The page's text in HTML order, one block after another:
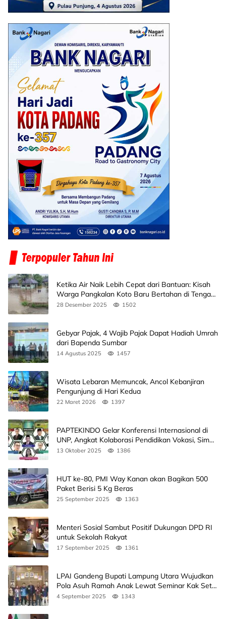
Ketika Air Naik Lebih Cepat dari Bantuan: Kisah
Warga Pangkalan Koto Baru Bertahan di Tengah
Banjir
28 Desember 2025 1502
Gebyar Pajak, 4 Wajib Pajak Dapat Hadiah Umrah
dari Bapenda Sumbar
14 Agustus 2025 1457
Wisata Lebaran Memuncak, Ancol Kebanjiran
Pengunjung di Hari Kedua
22 Maret 2026 1397
PAPTEKINDO Gelar Konferensi Internasional di
UNP, Angkat Kolaborasi Pendidikan Vokasi, Simak
Agendanya
13 Oktober 2025 1386
HUT ke-80, PMI Way Kanan akan Bagikan 500
Paket Berisi 5 Kg Beras
25 September 2025 1363
Menteri Sosial Sambut Positif Dukungan DPD RI
untuk Sekolah Rakyat
17 September 2025 1361
LPAI Gandeng Bupati Lampung Utara Wujudkan
Pola Asuh Ramah Anak Lewat Seminar Kak Seto,
Ini Jadwalnya
4 September 2025 1343